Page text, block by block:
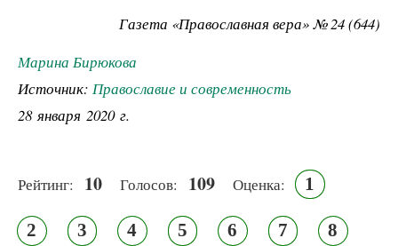
Газета «Православная вера» № 24 (644)
Марина Бирюкова
Источник: Православие и современность
28 января 2020 г.
Рейтинг: 10 Голосов: 109 Оценка: 1
2 3 4 5 6 7 8